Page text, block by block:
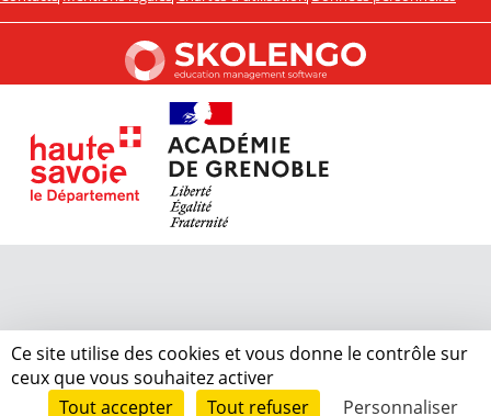
Ce site utilise des cookies et vous donne le contrôle sur
ceux que vous souhaitez activer
Tout accepter
Tout refuser Personnaliser